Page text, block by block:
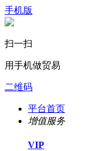
手机版
扫一扫
用手机做贸易
二维码
平台首页
增值服务
VIP